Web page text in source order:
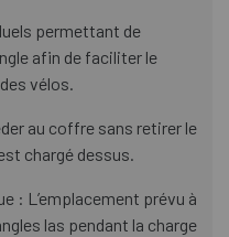
permettant de
afin de faciliter le
vélos.
au coffre sans retirer le
chargé dessus.
: L’emplacement prévu à
las pendant la charge